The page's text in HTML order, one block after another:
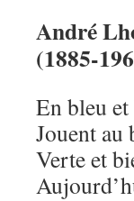
André
(1885-
En bleu
Jouent au
Verte et